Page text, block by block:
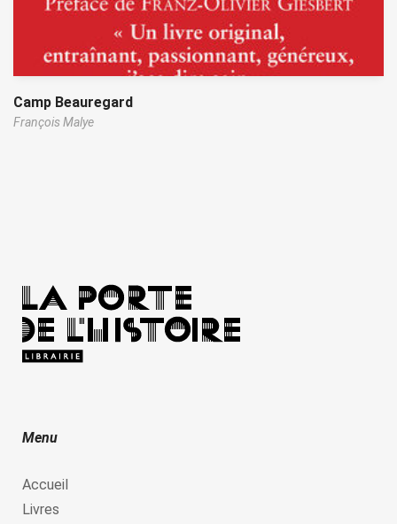
Camp Beauregard
François Malye
Menu
Accueil
Livres